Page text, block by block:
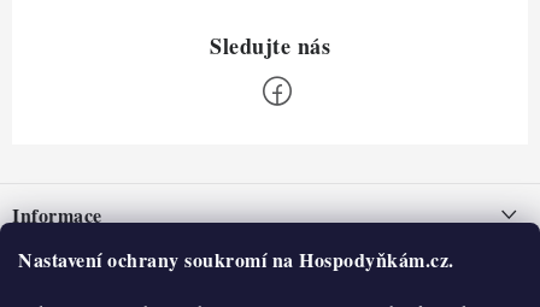
Nastavení ochrany soukromí na Hospodyňkám.cz.
pInformace
Nepřevzetí zásilky na dobírku
O nás